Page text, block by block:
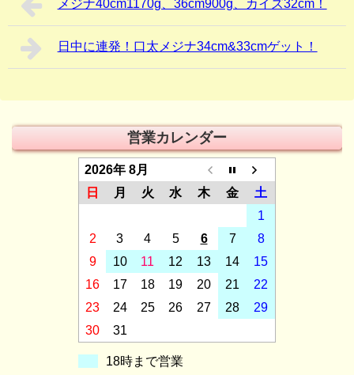
メジナ40cm1170g、36cm900g、カイズ32cm！
日中に連発！口太メジナ34cm&33cmゲット！
営業カレンダー
2026年 8月
日
月 火 水 木 金
土
1
2
3 4 5 6 7
8
9
10 11 12 13 14
15
16
17 18 19 20 21
22
23
24 25 26 27 28
29
30
31
18時まで営業